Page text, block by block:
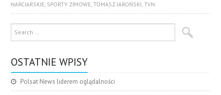
NARCIARSKIE, SPORTY ZIMOWE,TOMASZ JAROŃSKI,TVN
OSTATNIE WPISY
Polsat News liderem oglądalności